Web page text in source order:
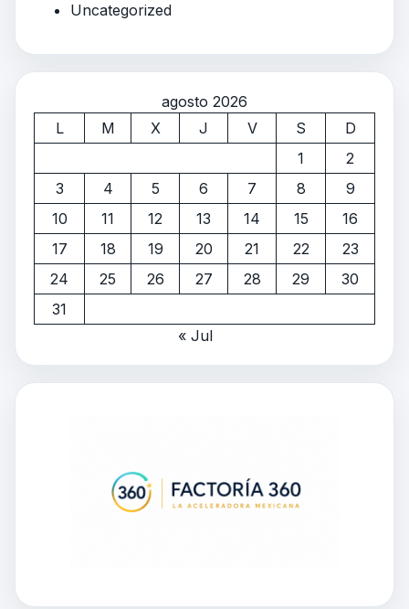
Uncategorized
agosto 2026
L
M X J V S
D
1
2
3
4 5 6 7 8
9
10
11 12 13 14 15
16
17
18 19 20 21 22
23
24
25 26 27 28 29
30
31
« Jul